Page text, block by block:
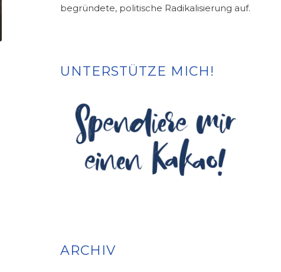
begründete, politische Radikalisierung auf.
UNTERSTÜTZE MICH!
ARCHIV